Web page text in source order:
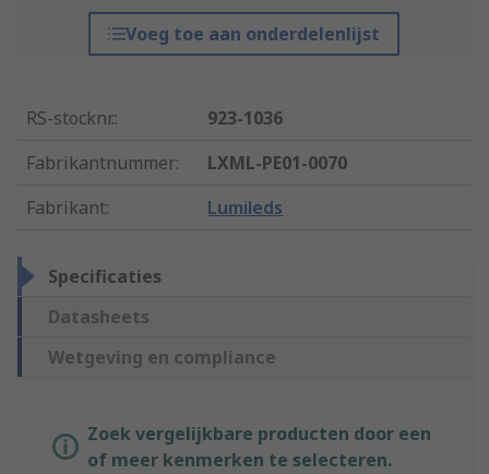
Voeg toe aan onderdelenlijst
RS-stocknr.:
923-1036
Fabrikantnummer:
LXML-PE01-0070
Fabrikant: Lumileds
Specificaties
Datasheets
Wetgeving en compliance
Zoek vergelijkbare producten door een
of meer kenmerken te selecteren.